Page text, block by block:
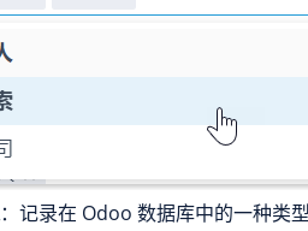
：记录在 Odoo 数据库中的一种类